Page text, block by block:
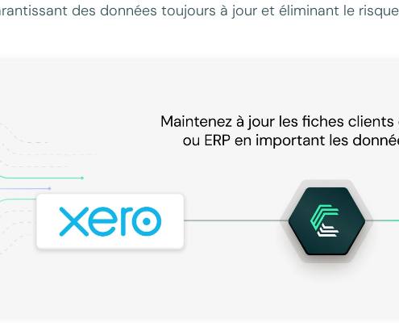
des données toujours à jour et éliminant le risque